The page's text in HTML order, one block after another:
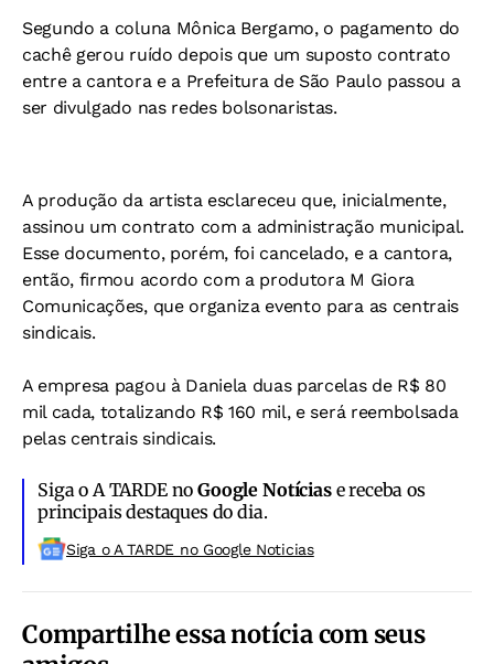
Segundo a coluna Mônica Bergamo, o pagamento do
cachê gerou ruído depois que um suposto contrato
entre a cantora e a Prefeitura de São Paulo passou a
ser divulgado nas redes bolsonaristas.
A produção da artista esclareceu que, inicialmente,
assinou um contrato com a administração municipal.
Esse documento, porém, foi cancelado, e a cantora,
então, firmou acordo com a produtora M Giora
Comunicações, que organiza evento para as centrais
sindicais.
A empresa pagou à Daniela duas parcelas de R$ 80
mil cada, totalizando R$ 160 mil, e será reembolsada
pelas centrais sindicais.
Siga o A TARDE noGoogle Notíciase receba os
principais destaques do dia.
Siga o A TARDE no Google Noticias
Compartilhe essa notícia com seus